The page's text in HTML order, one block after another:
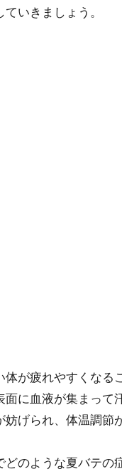
いきましょう。
が疲れやすくなる
に血液が集まって
げられ、体温調節
のような夏バテの